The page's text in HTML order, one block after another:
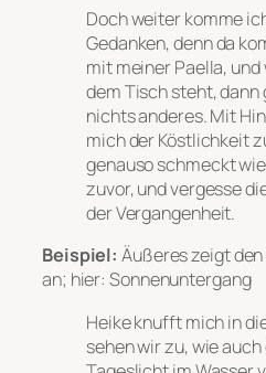
Doch weiter komme
Gedanken, denn da
mit meiner Paella, und
dem Tisch steht, dann
nichts anderes. Mit
mich der Köstlichkeit
genauso schmeckt
zuvor, und vergesse
der Vergangenheit.
Beispiel: Äußeres zeigt
an; hier: Sonnenuntergang
Heike knufft mich in
sehen wir zu, wie